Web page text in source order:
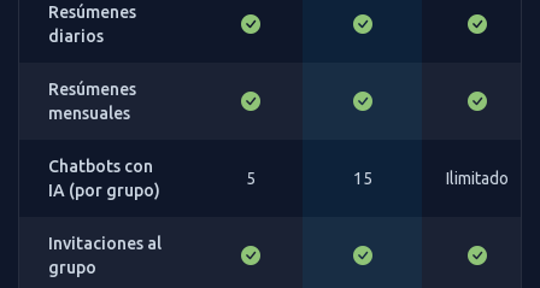
Resúmenes
diarios
Resúmenes
mensuales
Chatbots con
IA (por grupo)
5 15 Ilimitado
Invitaciones al
grupo